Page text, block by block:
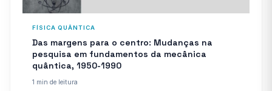
FÍSICA QUÂNTICA
Das margens para o centro: Mudanças na
pesquisa em fundamentos da mecânica
quântica, 1950-1990
1 min de leitura